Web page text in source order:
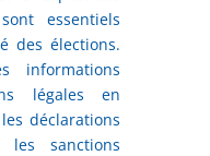
essentiels
des élections.
informations
légales en
déclarations
sanctions